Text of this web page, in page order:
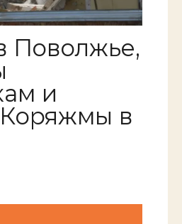
Поволжье,
и
в